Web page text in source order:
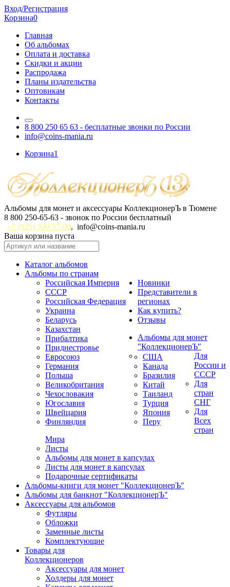
Вход/Регистрация
Корзина0
Главная
Об альбомах
Оплата и доставка
Скидки и акции
Распродажа
Планы издательства
Оптовикам
Контакты
8 800 250 65 63 - бесплатные звонки по России
info@coins-mania.ru
Корзина1
Альбомы для монет и аксессуары КоллекционерЪ в Тюмене
8 800 250-65-63 - звонок по России бесплатный
+7 (925) 300-57-00, info@coins-mania.ru
Ваша корзина пуста
Каталог альбомов
Альбомы по странам
Российская Империя
СССР
Российская Федерация
Украина
Беларусь
Казахстан
Прибалтика
Приднестровье
Евросоюз
Германия
Польша
Великобритания
Чехословакия
Югославия
Швейцария
Финляндия
США
Канада
Бразилия
Китай
Таиланд
Турция
Япония
Перу
Новинки
Представители в
регионах
Как купить?
Отзывы
Альбомы для монет
"КоллекционерЪ"
Для
России и
СССР
Для
стран
СНГ
Для
Всех
стран
Мира
Листы
Альбомы для монет в капсулах
Листы для монет в капсулах
Подарочные сертификаты
Альбомы-книги для монет "КоллекционерЪ"
Альбомы для банкнот "КоллекционерЪ"
Аксессуары для альбомов
Футляры
Обложки
Заменные листы
Комплектующие
Товары для
Коллекционеров
Аксессуары для монет
Холдеры для монет